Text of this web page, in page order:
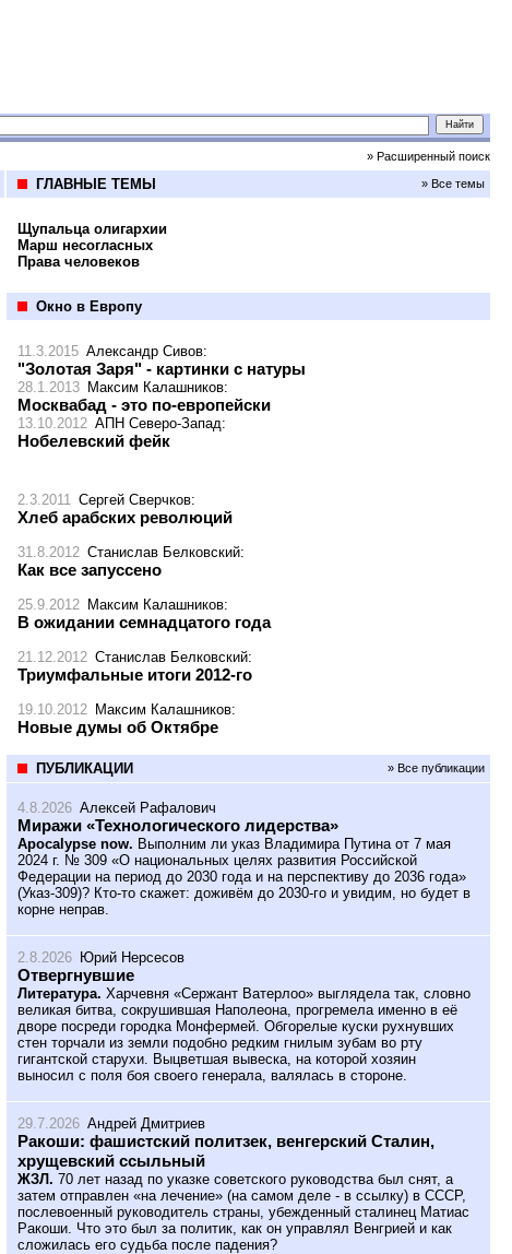
» Расширенный поиск
ГЛАВНЫЕ ТЕМЫ » Все темы
Щупальца олигархии
Марш несогласных
Права человеков
Окно в Европу
11.3.2015 Александр Сивов:
"Золотая Заря" - картинки с натуры
28.1.2013 Максим Калашников:
Москвабад - это по-европейски
13.10.2012 АПН Северо-Запад:
Нобелевский фейк
2.3.2011 Сергей Сверчков:
Хлеб арабских революций
31.8.2012 Станислав Белковский:
Как все запуссено
25.9.2012 Максим Калашников:
В ожидании семнадцатого года
21.12.2012 Станислав Белковский:
Триумфальные итоги 2012-го
19.10.2012 Максим Калашников:
Новые думы об Октябре
ПУБЛИКАЦИИ » Все публикации
4.8.2026 Алексей Рафалович
Миражи «Технологического лидерства»
Apocalypse now. Выполним ли указ Владимира Путина от 7 мая
2024 г. № 309 «О национальных целях развития Российской
Федерации на период до 2030 года и на перспективу до 2036 года»
(Указ-309)? Кто-то скажет: доживём до 2030-го и увидим, но будет в
корне неправ.
2.8.2026 Юрий Нерсесов
Отвергнувшие
Литература. Харчевня «Сержант Ватерлоо» выглядела так, словно
великая битва, сокрушившая Наполеона, прогремела именно в её
дворе посреди городка Монфермей. Обгорелые куски рухнувших
стен торчали из земли подобно редким гнилым зубам во рту
гигантской старухи. Выцветшая вывеска, на которой хозяин
выносил с поля боя своего генерала, валялась в стороне.
29.7.2026 Андрей Дмитриев
Ракоши: фашистский политзек, венгерский Сталин,
хрущевский ссыльный
ЖЗЛ. 70 лет назад по указке советского руководства был снят, а
затем отправлен «на лечение» (на самом деле - в ссылку) в СССР,
послевоенный руководитель страны, убежденный сталинец Матиас
Ракоши. Что это был за политик, как он управлял Венгрией и как
сложилась его судьба после падения?